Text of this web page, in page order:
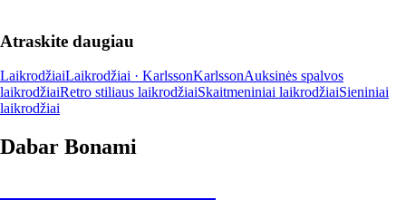
Atraskite daugiau
LaikrodžiaiLaikrodžiai · KarlssonKarlssonAuksinės spalvos
laikrodžiaiRetro stiliaus laikrodžiaiSkaitmeniniai laikrodžiaiSieniniai
laikrodžiai
Dabar Bonami